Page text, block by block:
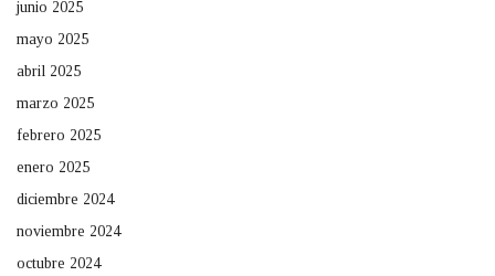
junio 2025
mayo 2025
abril 2025
marzo 2025
febrero 2025
enero 2025
diciembre 2024
noviembre 2024
octubre 2024